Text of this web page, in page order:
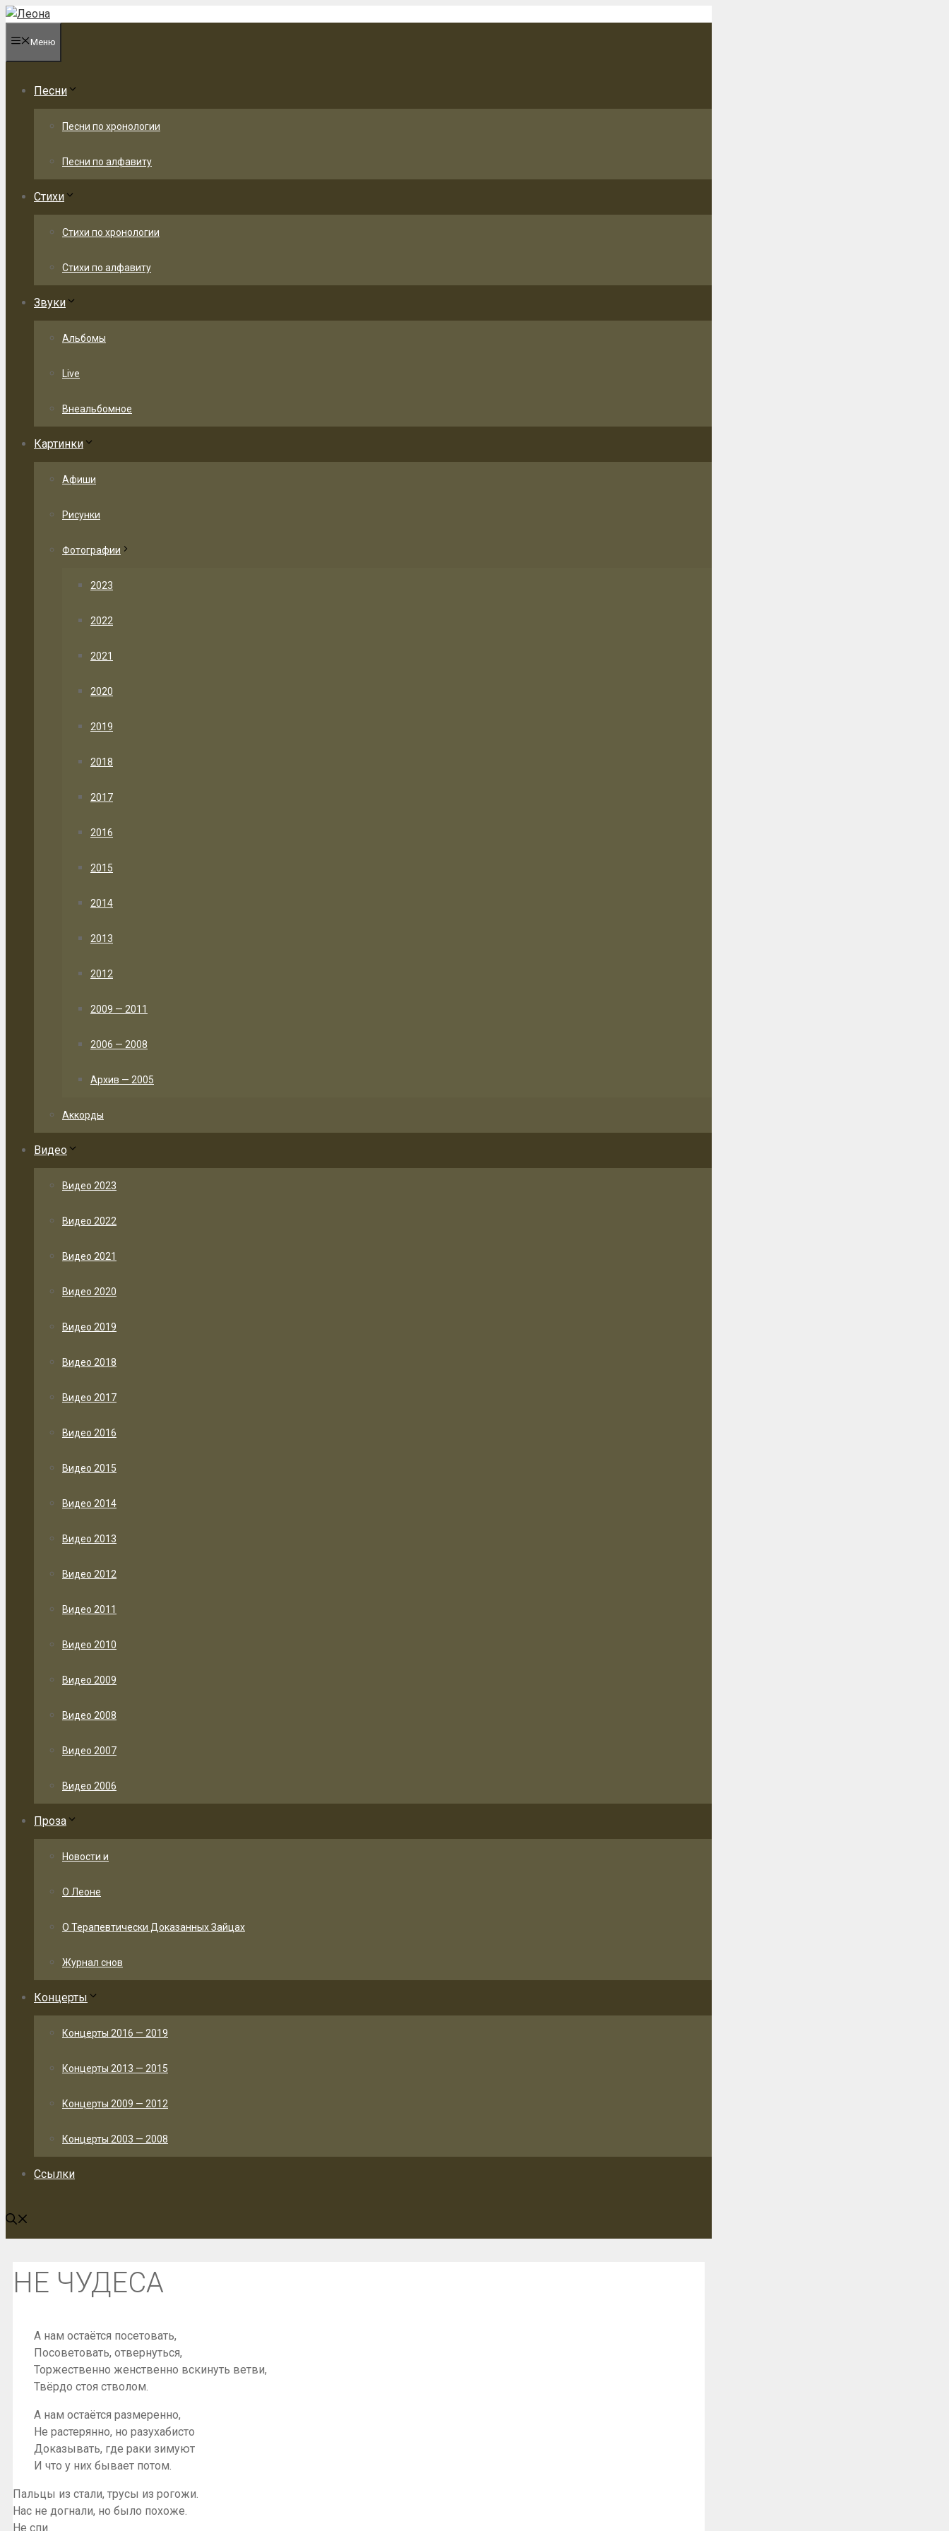
Перейти
содержимому
Меню
Песни
Песни по хронологии
Песни по алфавиту
Стихи
Стихи по хронологии
Стихи по алфавиту
Звуки
Альбомы
Live
Внеальбомное
Картинки
Афиши
Рисунки
Фотографии
2023
2022
2021
2020
2019
2018
2017
2016
2015
2014
2013
2012
2009 — 2011
2006 — 2008
Архив — 2005
Аккорды
Видео
Видео 2023
Видео 2022
Видео 2021
Видео 2020
Видео 2019
Видео 2018
Видео 2017
Видео 2016
Видео 2015
Видео 2014
Видео 2013
Видео 2012
Видео 2011
Видео 2010
Видео 2009
Видео 2008
Видео 2007
Видео 2006
Проза
Новости и
О Леоне
О Терапевтически Доказанных Зайцах
Журнал снов
Концерты
Концерты 2016 — 2019
Концерты 2013 — 2015
Концерты 2009 — 2012
Концерты 2003 — 2008
Ссылки
НЕ ЧУДЕСА
А нам остаётся посетовать,
Посоветовать, отвернуться,
Торжественно женственно вскинуть ветви,
Твёрдо стоя стволом.
А нам остаётся размеренно,
Не растерянно, но разухабисто
Доказывать, где раки зимуют
И что у них бывает потом.
Пальцы из стали, трусы из рогожи.
Нас не догнали, но было похоже.
Не спи.